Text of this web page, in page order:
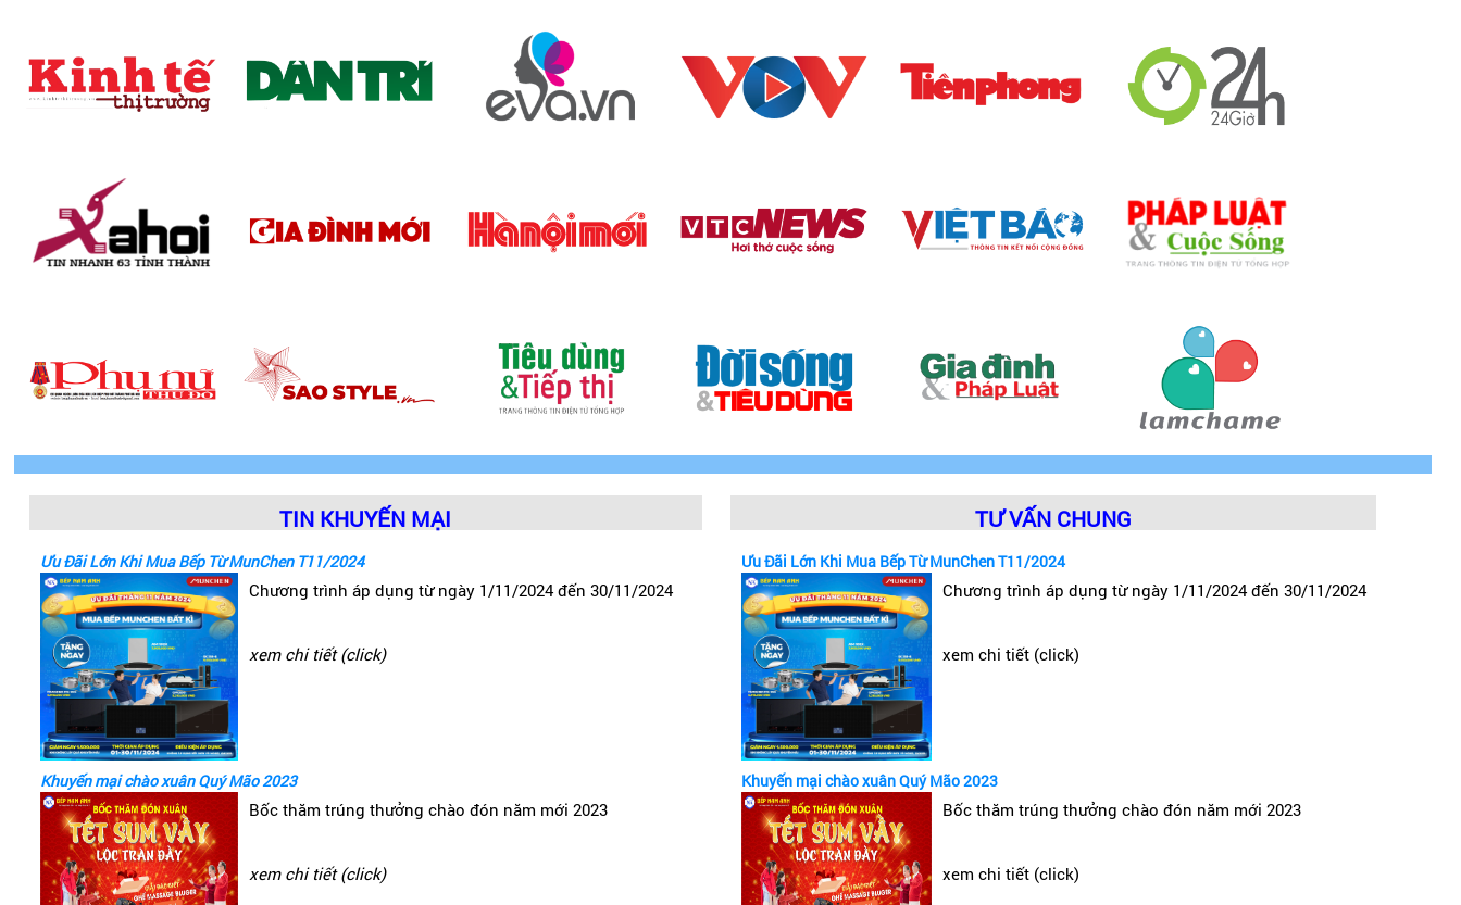
Bếp từ Canzy có nhiều nguồn gốc xuất xứ khác nhau
Bếp từ Canzy có thiết kế hiện đại, sang trọng với mẫu mã đa dạng. Hiện bếp từ Canzy có dòng bếp từ đôi, bếp từ ba với kiểu dáng hình vuông và hình chữ nhật, mang
đến cho khách hàng nhiều sự lựa chọn, sao cho phù hợp nhất với không gian thiết kế phòng bếp của quý khách.
Bếp từ Canzy 2 vùng nấu
3. Chất liệu
Bếp từ Canzy được tích hợp những linh kiện, công nghệ hiện đại nhất, đảm bảo mang tới sản phẩm chất lượng nhất đến tay khách hàng.
• Mặt kính
TIN KHUYẾN MẠI
Ưu Đãi Lớn Khi Mua Bếp Từ MunChen T11/2024
Chương trình áp dụng từ ngày 1/11/2024 đến 30/11/2024
xem chi tiết (click)
Khuyến mại chào xuân Quý Mão 2023
Bốc thăm trúng thưởng chào đón năm mới 2023
xem chi tiết (click)
TƯ VẤN CHUNG
Ưu Đãi Lớn Khi Mua Bếp Từ MunChen T11/2024
Chương trình áp dụng từ ngày 1/11/2024 đến 30/11/2024
xem chi tiết (click)
Khuyến mại chào xuân Quý Mão 2023
Bốc thăm trúng thưởng chào đón năm mới 2023
xem chi tiết (click)